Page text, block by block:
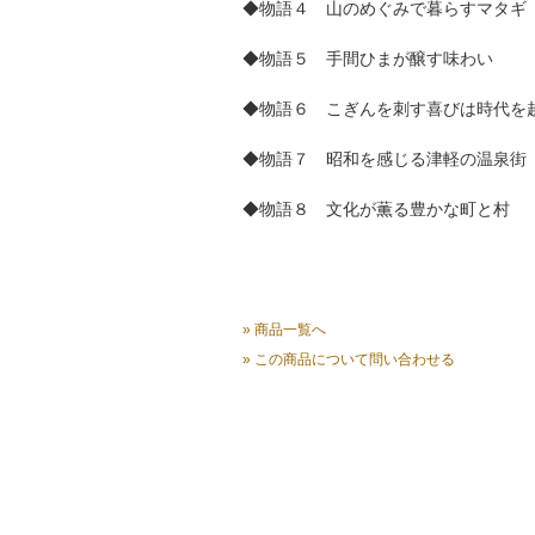
◆物語４ 山のめぐみで暮らすマタギ
◆物語５ 手間ひまが醸す味わい
◆物語６ こぎんを刺す喜びは時代を
◆物語７ 昭和を感じる津軽の温泉街
◆物語８ 文化が薫る豊かな町と村
» 商品一覧へ
» この商品について問い合わせる